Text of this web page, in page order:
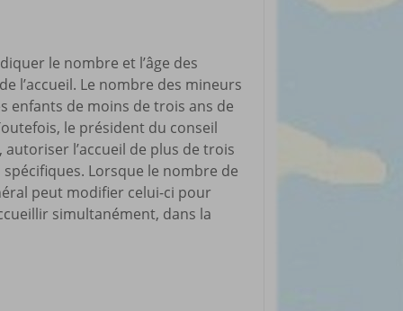
le nombre et l’âge des
l’accueil. Le nombre des mineurs
enfants de moins de trois ans de
le président du conseil
l’accueil de plus de trois
Lorsque le nombre de
peut modifier celui-ci pour
simultanément, dans la